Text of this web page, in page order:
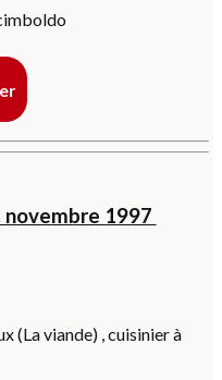
novembre 1997
(La viande) , cuisinier à